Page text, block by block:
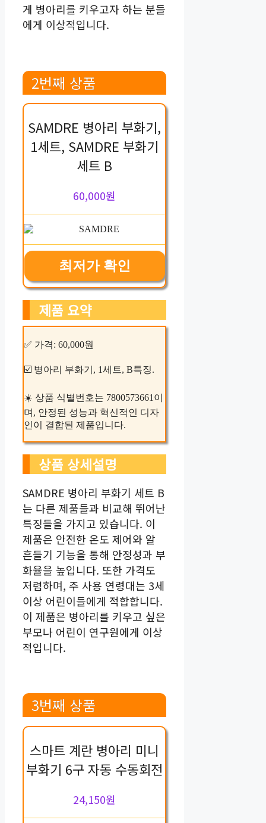
게 병아리를 키우고자 하는 분들
에게 이상적입니다.
2번째 상품
SAMDRE 병아리 부화기,
1세트, SAMDRE 부화기
세트 B
60,000원
최저가 확인
제품 요약
✅ 가격: 60,000원
☑️ 병아리 부화기, 1세트, B특징.
☀️ 상품 식별번호는 7800573661이
며, 안정된 성능과 혁신적인 디자
인이 결합된 제품입니다.
상품 상세설명
SAMDRE 병아리 부화기 세트 B
는 다른 제품들과 비교해 뛰어난
특징들을 가지고 있습니다. 이
제품은 안전한 온도 제어와 알
흔들기 기능을 통해 안정성과 부
화율을 높입니다. 또한 가격도
저렴하며, 주 사용 연령대는 3세
이상 어린이들에게 적합합니다.
이 제품은 병아리를 키우고 싶은
부모나 어린이 연구원에게 이상
적입니다.
3번째 상품
스마트 계란 병아리 미니
부화기 6구 자동 수동회전
24,150원